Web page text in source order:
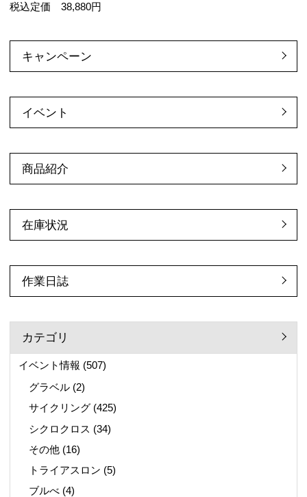
税込定価 38,880円
キャンペーン
イベント
商品紹介
在庫状況
作業日誌
カテゴリ
イベント情報 (507)
グラベル (2)
サイクリング (425)
シクロクロス (34)
その他 (16)
トライアスロン (5)
ブルべ (4)